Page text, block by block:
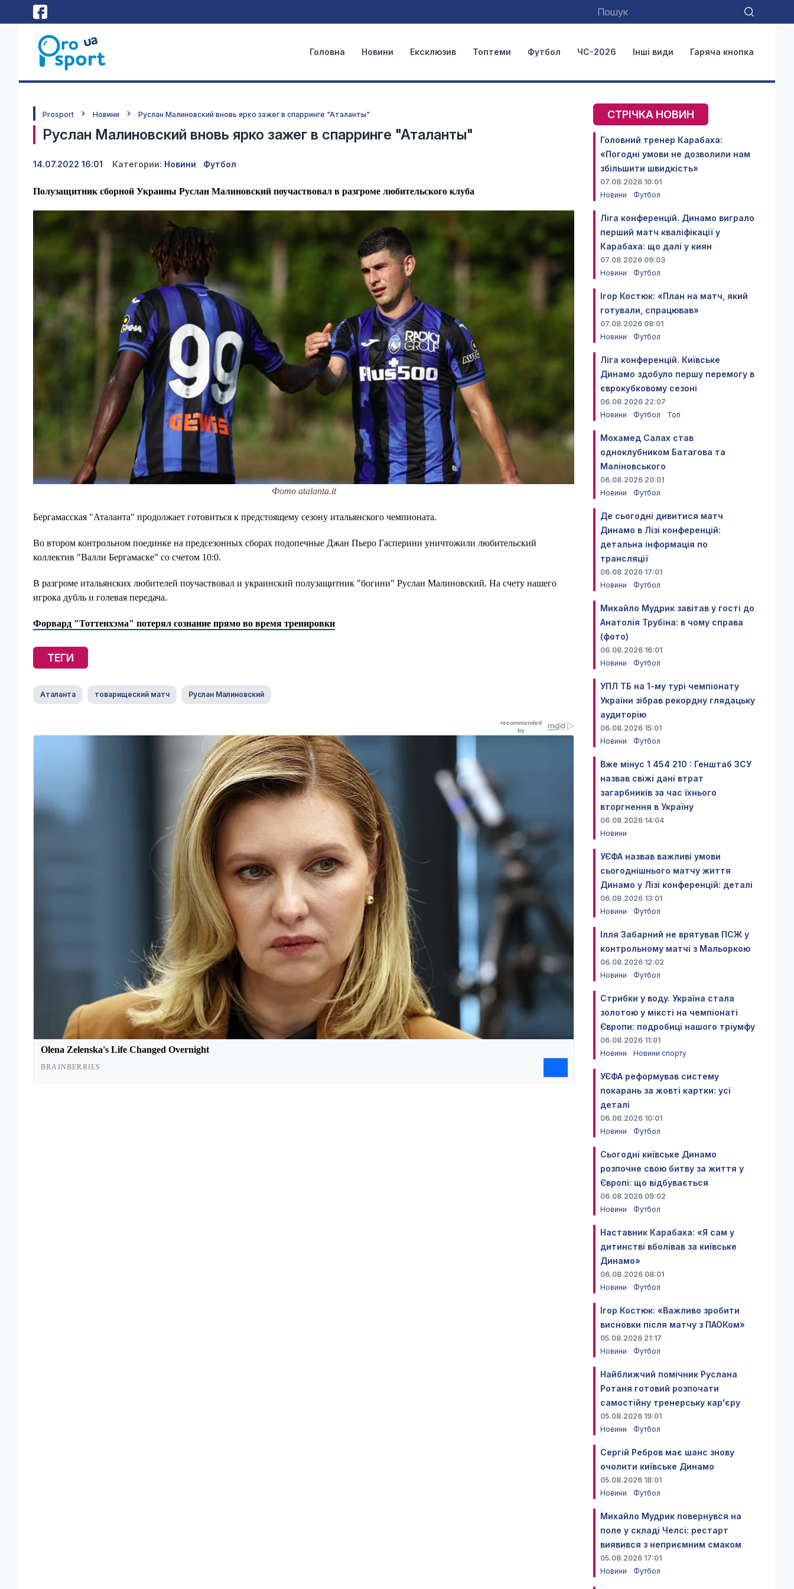
Головна Новини Ексклюзив Топтеми Футбол ЧС-2026 Інші види Гаряча кнопка
Prosport Новини Руслан Малиновский вновь ярко зажег в спарринге "Аталанты"
Руслан Малиновский вновь ярко зажег в спарринге "Аталанты"
14.07.2022 16:01 Категории: Новини Футбол
Полузащитник сборной Украины Руслан Малиновский поучаствовал в разгроме любительского клуба
Фото atalanta.it
Бергамасская "Аталанта" продолжает готовиться к предстоящему сезону итальянского чемпионата.
Во втором контрольном поединке на предсезонных сборах подопечные Джан Пьеро Гасперини уничтожили любительский
коллектив "Валли Бергамаске" со счетом 10:0.
В разгроме итальянских любителей поучаствовал и украинский полузащитник "богини" Руслан Малиновский. На счету нашего
игрока дубль и голевая передача.
Форвард "Тоттенхэма" потерял сознание прямо во время тренировки
ТЕГИ
Аталанта товарищеский матч Руслан Малиновский
СТРІЧКА НОВИН
Головний тренер Карабаха:
«Погодні умови не дозволили нам
збільшити швидкість»
07.08.2026 10:01
Новини
Футбол
Ліга конференцій. Динамо виграло
перший матч кваліфікації у
Карабаха: що далі у киян
07.08.2026 09:03
Новини
Футбол
Ігор Костюк: «План на матч, який
готували, спрацював»
07.08.2026 08:01
Новини
Футбол
Ліга конференцій. Київське
Динамо здобуло першу перемогу в
єврокубковому сезоні
06.08.2026 22:07
Новини
Футбол Топ
Мохамед Салах став
одноклубником Батагова та
Маліновського
06.08.2026 20:01
Новини
Футбол
Де сьогодні дивитися матч
Динамо в Лізі конференцій:
детальна інформація по
трансляції
06.08.2026 17:01
Новини
Футбол
Михайло Мудрик завітав у гості до
Анатолія Трубіна: в чому справа
(фото)
06.08.2026 16:01
Новини
Футбол
УПЛ ТБ на 1-му турі чемпіонату
України зібрав рекордну глядацьку
аудиторію
06.08.2026 15:01
Новини
Футбол
Вже мінус 1 454 210 : Генштаб ЗСУ
назвав свіжі дані втрат
загарбників за час їхнього
вторгнення в Україну
06.08.2026 14:04
Новини
УЄФА назвав важливі умови
сьогоднішнього матчу життя
Динамо у Лізі конференцій: деталі
06.08.2026 13:01
Новини
Футбол
Ілля Забарний не врятував ПСЖ у
контрольному матчі з Мальоркою
06.08.2026 12:02
Новини
Футбол
Стрибки у воду. Україна стала
золотою у міксті на чемпіонаті
Європи: подробиці нашого тріумфу
06.08.2026 11:01
Новини
Новини спорту
УЄФА реформував систему
покарань за жовті картки: усі
деталі
06.08.2026 10:01
Новини
Футбол
Сьогодні київське Динамо
розпочне свою битву за життя у
Європі: що відбувається
06.08.2026 09:02
Новини
Футбол
Наставник Карабаха: «Я сам у
дитинстві вболівав за київське
Динамо»
06.08.2026 08:01
Новини
Футбол
Ігор Костюк: «Важливо зробити
висновки після матчу з ПАОКом»
05.08.2026 21:17
Новини
Футбол
Найближчий помічник Руслана
Ротаня готовий розпочати
самостійну тренерську кар'єру
05.08.2026 19:01
Новини
Футбол
Сергій Ребров має шанс знову
очолити київське Динамо
05.08.2026 18:01
Новини
Футбол
Михайло Мудрик повернувся на
поле у складі Челсі: рестарт
виявився з неприємним смаком
05.08.2026 17:01
Новини
Футбол